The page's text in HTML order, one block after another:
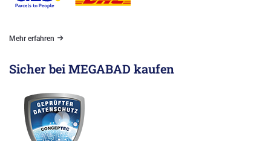
Mehr erfahren
Sicher bei MEGABAD kaufen